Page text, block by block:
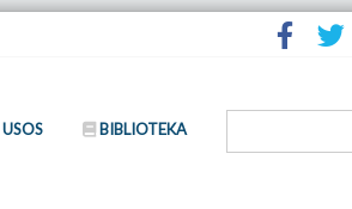
USOS BIBLIOTEKA
Search